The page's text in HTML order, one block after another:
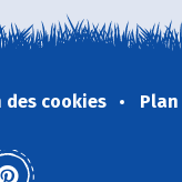
des cookies